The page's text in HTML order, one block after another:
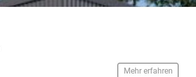
Mehr erfahren